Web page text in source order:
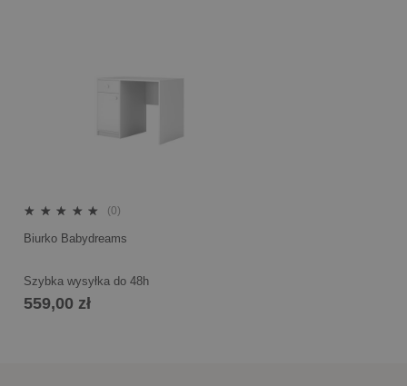
(0)
Biurko Babydreams
Szybka wysyłka do 48h
559,00 zł